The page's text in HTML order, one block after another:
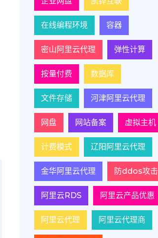
在线编程环境 容器
密山阿里云代理 弹性计算
按量付费 数据库
文件存储 河津阿里云代理
网盘 网站备案 虚拟主机
计费模式 辽阳阿里云代理
金华阿里云代理 防ddos攻击
阿里云RDS 阿里云产品优惠
阿里云代理 阿里云代理商